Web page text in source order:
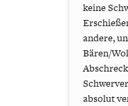
keine
andere,
Bären/
absolut